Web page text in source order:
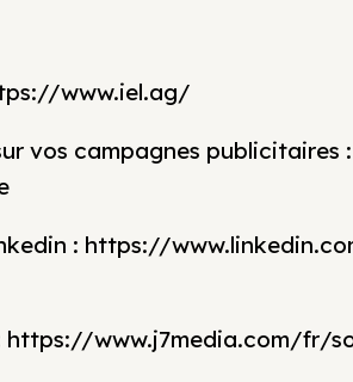
www.iel.ag/
vos campagnes publicitaires :
: https://
https://www.j7media.com/fr/